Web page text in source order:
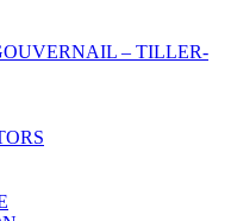
– TILLER-